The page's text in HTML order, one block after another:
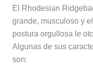
El Rhodesian
grande, musculoso y
postura orgullosa le
Algunas de sus
son: